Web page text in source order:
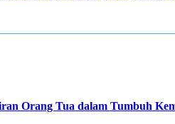
Orang Tua dalam Tumbuh